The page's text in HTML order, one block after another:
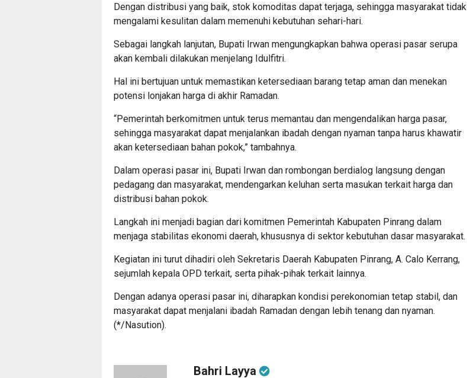
Dengan distribusi yang baik, stok komoditas dapat terjaga, sehingga masyarakat tidak
mengalami kesulitan dalam memenuhi kebutuhan sehari-hari.
Sebagai langkah lanjutan, Bupati Irwan mengungkapkan bahwa operasi pasar serupa
akan kembali dilakukan menjelang Idulfitri.
Hal ini bertujuan untuk memastikan ketersediaan barang tetap aman dan menekan
potensi lonjakan harga di akhir Ramadan.
“Pemerintah berkomitmen untuk terus memantau dan mengendalikan harga pasar,
sehingga masyarakat dapat menjalankan ibadah dengan nyaman tanpa harus khawatir
akan ketersediaan bahan pokok,” tambahnya.
Dalam operasi pasar ini, Bupati Irwan dan rombongan berdialog langsung dengan
pedagang dan masyarakat, mendengarkan keluhan serta masukan terkait harga dan
distribusi bahan pokok.
Langkah ini menjadi bagian dari komitmen Pemerintah Kabupaten Pinrang dalam
menjaga stabilitas ekonomi daerah, khususnya di sektor kebutuhan dasar masyarakat.
Kegiatan ini turut dihadiri oleh Sekretaris Daerah Kabupaten Pinrang, A. Calo Kerrang,
sejumlah kepala OPD terkait, serta pihak-pihak terkait lainnya.
Dengan adanya operasi pasar ini, diharapkan kondisi perekonomian tetap stabil, dan
masyarakat dapat menjalani ibadah Ramadan dengan lebih tenang dan nyaman.
(*/Nasution).
Bahri Layya